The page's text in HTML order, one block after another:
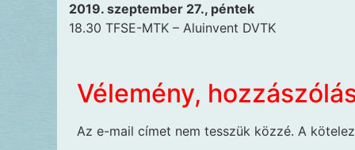
2019. szeptember 27., péntek
18.30 TFSE-MTK – Aluinvent DVTK
Vélemény,
Az e-mail címet nem tesszük közzé. A